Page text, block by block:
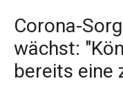
Corona-
wächst:
bereits eine